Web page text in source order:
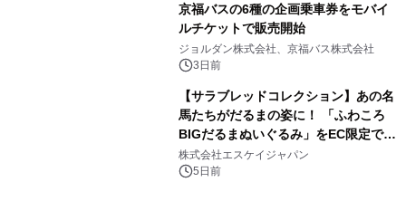
京福バスの6種の企画乗車券をモバイ
ルチケットで販売開始
ジョルダン株式会社、京福バス株式会社
3日前
【サラブレッドコレクション】あの名
馬たちがだるまの姿に！ 「ふわころ
BIGだるまぬいぐるみ」をEC限定で受
注販売開始
株式会社エスケイジャパン
5日前